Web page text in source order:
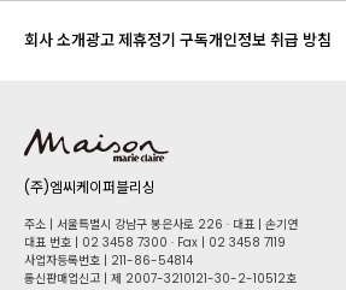
회사 소개광고 제휴정기 구독개인정보 취급 방침
(주)엠씨케이퍼블리싱
주소 | 서울특별시 강남구 봉은사로 226 · 대표 | 손기연
대표 번호 | 02 34​58 7300 · Fax | 02 34​58 7119
사업자등록번호 | 211-86-5​4814
통신판매업신고 | 제 2007-3210121-30-2-10512호